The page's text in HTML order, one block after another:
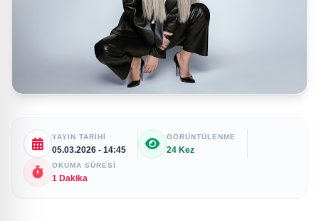
YAYIN TARIHI
05.03.2026 - 14:45
GÖRÜNTÜLENME
24 Kez
OKUMA SÜRESI
1 Dakika